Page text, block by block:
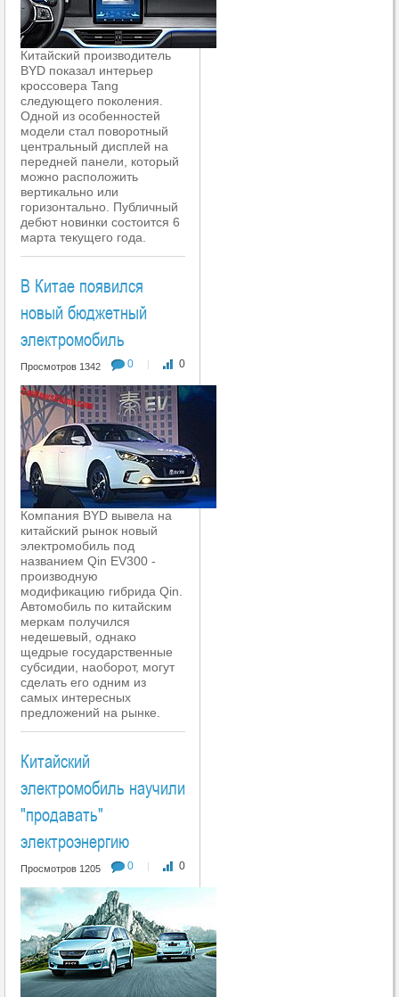
Китайский производитель
BYD показал интерьер
кроссовера Tang
следующего поколения.
Одной из особенностей
модели стал поворотный
центральный дисплей на
передней панели, который
можно расположить
вертикально или
горизонтально. Публичный
дебют новинки состоится 6
марта текущего года.
В Китае появился
новый бюджетный
электромобиль
0 | 0
Просмотров 1342
Компания BYD вывела на
китайский рынок новый
электромобиль под
названием Qin EV300 -
производную
модификацию гибрида Qin.
Автомобиль по китайским
меркам получился
недешевый, однако
щедрые государственные
субсидии, наоборот, могут
сделать его одним из
самых интересных
предложений на рынке.
Китайский
электромобиль научили
"продавать"
электроэнергию
0 | 0
Просмотров 1205